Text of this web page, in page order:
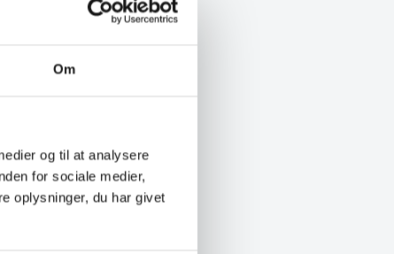
Om
og til at analysere
for sociale medier,
oplysninger, du har givet